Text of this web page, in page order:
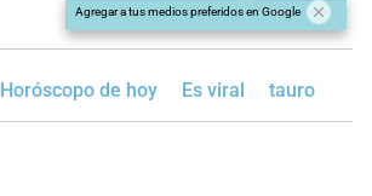
Agregar a tus medios preferidos en Google
Horóscopo de hoy Es viral tauro